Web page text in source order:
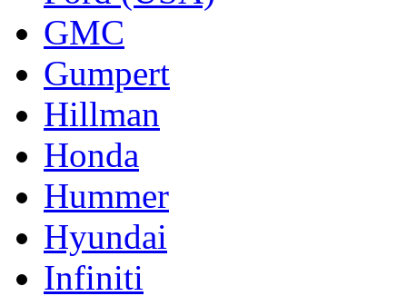
GMC
Gumpert
Hillman
Honda
Hummer
Hyundai
Infiniti